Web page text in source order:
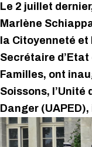
Le 2 juillet
Marlène
la Citoyenneté
Secrétaire
Familles, ont
Soissons, l’Unité
Danger